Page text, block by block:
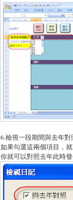
6.檢視一段期間與去年對
如果勾選這兩個項目，
你就可以對照去年此時發